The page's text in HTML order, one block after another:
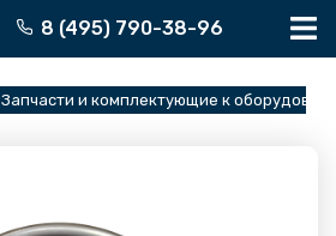
8 (495) 790-38-96
Запчасти и комплектующие к